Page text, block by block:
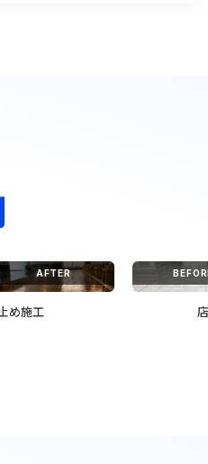
AFTER
め施工